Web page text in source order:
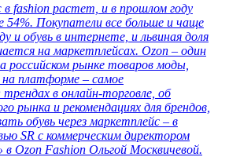
fashion растет, и в прошлом году
54%. Покупатели все больше и чаще
и обувь в интернете, и львиная доля
на маркетплейсах. Ozon – один
российском рынке товаров моды,
на платформе – самое
в онлайн-торговле, об
рынка и рекомендациях для брендов,
обувь через маркетплейс – в
SR с коммерческим директором
в Ozon Fashion Ольгой Москвичевой.